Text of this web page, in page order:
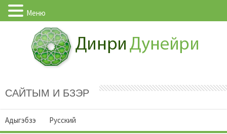
САЙТЫМ И БЗЭР
Адыгэбзэ Русский
Меню